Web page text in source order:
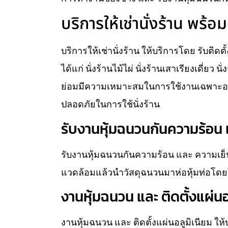
บริการให้เช่านั่งร้าน พร้
บริการให้เช่านั่งร้าน ให้บริการโดย รับติด
ได้แก่ นั่งร้านไม้ไผ่ นั่งร้านเสาเรียงเดี่ยว
ย่อมมีความเหมาะสมในการใช้งานเฉพา
ปลอดภัยในการใช้นั่งร้าน
รับงานหุ้มฉนวนกันความร้อ
รับงานหุ้มฉนวนกันความร้อน และ ความเ
แวดล้อมแล้วนำวัสดุฉนวนมาห่อหุ้มท่อโด
งานหุ้มฉนวน และ ติดตั้งแผ่น
งานหุ้มฉนวน และ ติดตั้งแผ่นอลูมิเนียม ใ